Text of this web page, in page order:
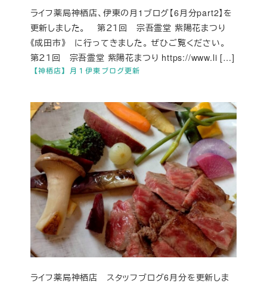
【神栖店】月１伊東ブログ更新
ライフ薬局神栖店、伊東の月1ブログ【6月分part2】を
更新しました。 第２１回 宗吾霊堂 紫陽花まつり
《成田市》 に行ってきました。 ぜひご覧ください。
第２１回 宗吾霊堂 紫陽花まつり https://www.li […]
ライフ薬局神栖店 スタッフブログ6月分を更新しま